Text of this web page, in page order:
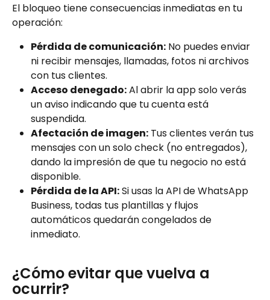
El bloqueo tiene consecuencias inmediatas en tu
operación:
Pérdida de comunicación: No puedes enviar
ni recibir mensajes, llamadas, fotos ni archivos
con tus clientes.
Acceso denegado: Al abrir la app solo verás
un aviso indicando que tu cuenta está
suspendida.
Afectación de imagen: Tus clientes verán tus
mensajes con un solo check (no entregados),
dando la impresión de que tu negocio no está
disponible.
Pérdida de la API: Si usas la API de WhatsApp
Business, todas tus plantillas y flujos
automáticos quedarán congelados de
inmediato.
¿Cómo evitar que vuelva a
ocurrir?